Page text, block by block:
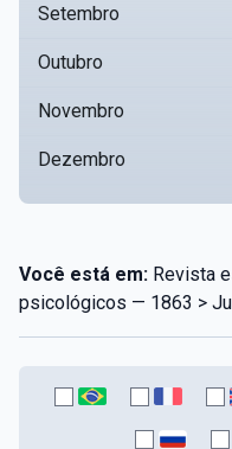
Setembro
Outubro
Novembro
Dezembro
Você está em: Revista
psicológicos — 1863 >